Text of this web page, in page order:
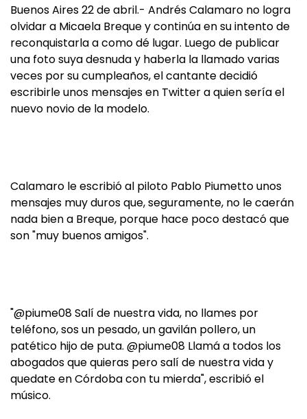
Buenos Aires 22 de abril.- Andrés Calamaro no logra
olvidar a Micaela Breque y continúa en su intento de
reconquistarla a como dé lugar. Luego de publicar
una foto suya desnuda y haberla la llamado varias
veces por su cumpleaños, el cantante decidió
escribirle unos mensajes en Twitter a quien sería el
nuevo novio de la modelo.
Calamaro le escribió al piloto Pablo Piumetto unos
mensajes muy duros que, seguramente, no le caerán
nada bien a Breque, porque hace poco destacó que
son "muy buenos amigos".
"@piume08 Salí de nuestra vida, no llames por
teléfono, sos un pesado, un gavilán pollero, un
patético hijo de puta. @piume08 Llamá a todos los
abogados que quieras pero salí de nuestra vida y
quedate en Córdoba con tu mierda", escribió el
músico.